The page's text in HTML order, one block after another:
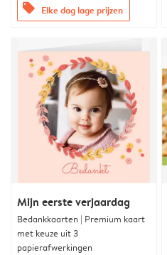
offers Elke dag lage prijzen
Mijn eerste verjaardag
Bedankkaarten | Premium kaart
met keuze uit 3
papierafwerkingen